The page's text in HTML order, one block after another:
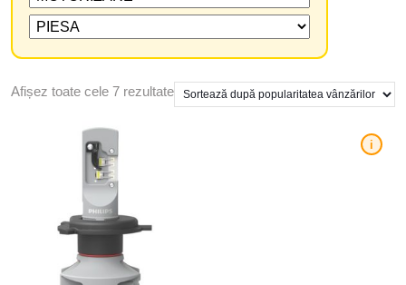
Afișez toate cele 7 rezultate
i